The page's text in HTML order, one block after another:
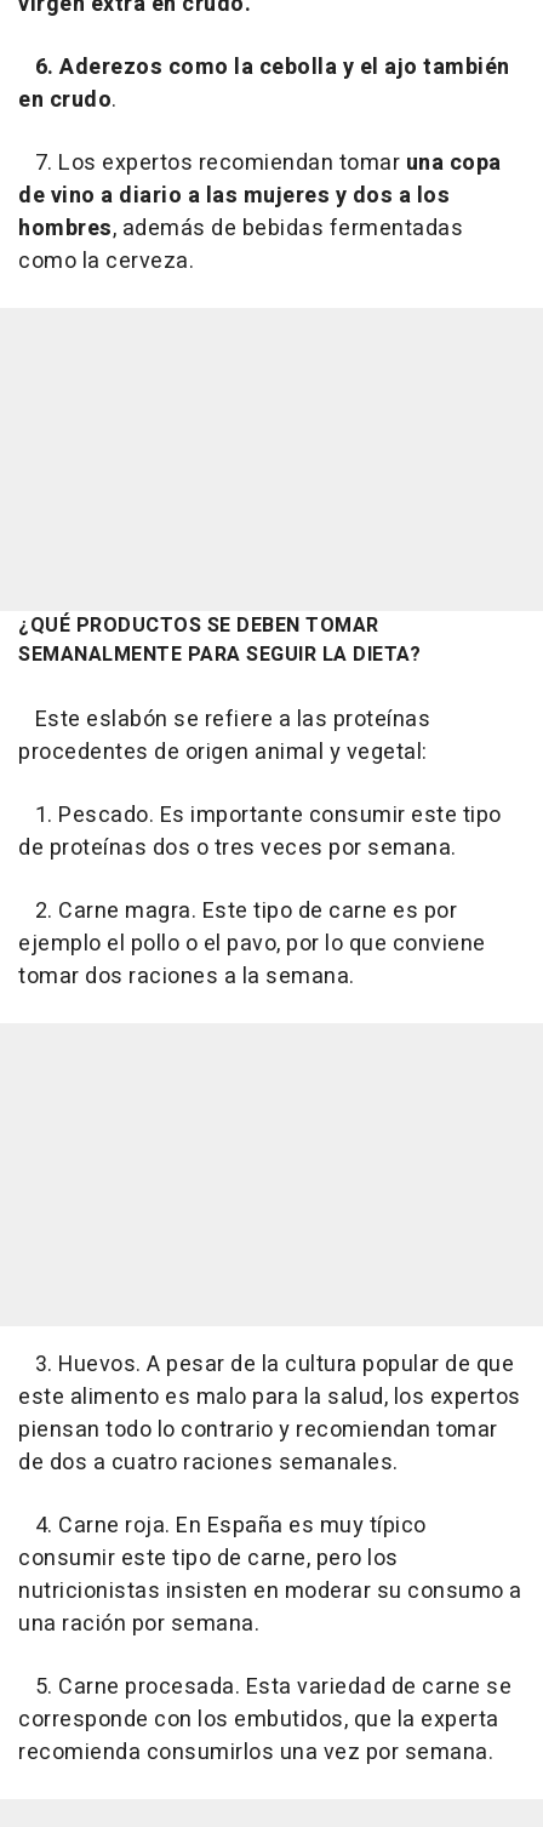
6. Aderezos como la cebolla y el ajo también
en crudo.
7. Los expertos recomiendan tomar una copa
de vino a diario a las mujeres y dos a los
hombres, además de bebidas fermentadas
como la cerveza.
¿QUÉ PRODUCTOS SE DEBEN TOMAR
SEMANALMENTE PARA SEGUIR LA DIETA?
Este eslabón se refiere a las proteínas
procedentes de origen animal y vegetal:
1. Pescado. Es importante consumir este tipo
de proteínas dos o tres veces por semana.
2. Carne magra. Este tipo de carne es por
ejemplo el pollo o el pavo, por lo que conviene
tomar dos raciones a la semana.
3. Huevos. A pesar de la cultura popular de que
este alimento es malo para la salud, los expertos
piensan todo lo contrario y recomiendan tomar
de dos a cuatro raciones semanales.
4. Carne roja. En España es muy típico
consumir este tipo de carne, pero los
nutricionistas insisten en moderar su consumo a
una ración por semana.
5. Carne procesada. Esta variedad de carne se
corresponde con los embutidos, que la experta
recomienda consumirlos una vez por semana.